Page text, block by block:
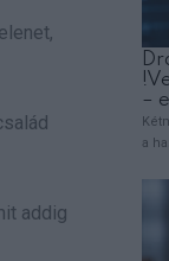
addig